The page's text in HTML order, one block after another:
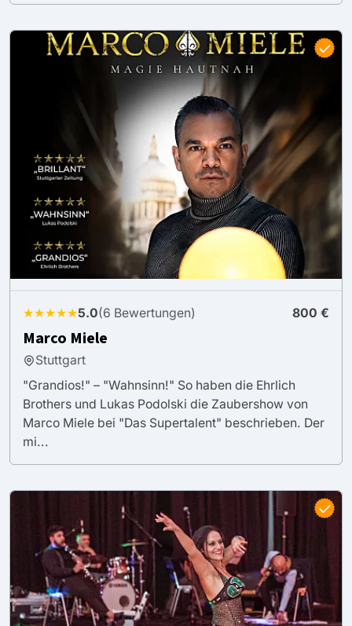
★★★★★5.0(6 Bewertungen) 800 €
Marco Miele
Stuttgart
"Grandios!" – "Wahnsinn!" So haben die Ehrlich
Brothers und Lukas Podolski die Zaubershow von
Marco Miele bei "Das Supertalent" beschrieben. Der
mi...